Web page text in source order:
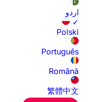
اردو
✓
Polski
Português
Română
繁體中文